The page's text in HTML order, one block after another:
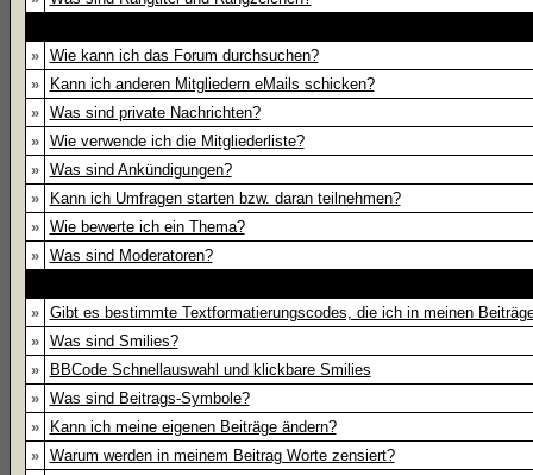
»
Wie kann ich das Forum durchsuchen?
»
Kann ich anderen Mitgliedern eMails schicken?
»
Was sind private Nachrichten?
»
Wie verwende ich die Mitgliederliste?
»
Was sind Ankündigungen?
»
Kann ich Umfragen starten bzw. daran teilnehmen?
»
Wie bewerte ich ein Thema?
»
Was sind Moderatoren?
»
Gibt es bestimmte Textformatierungscodes, die ich in meinen
»
Was sind Smilies?
»
BBCode Schnellauswahl und klickbare Smilies
»
Was sind Beitrags-Symbole?
»
Kann ich meine eigenen Beiträge ändern?
»
Warum werden in meinem Beitrag Worte zensiert?